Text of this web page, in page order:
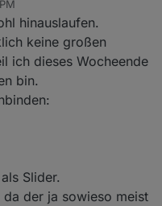
nicht, oder?
streifen
bedienen:
wenn ich Zeit dazu habe.
trotzdem einen
Widgets (dropdown-liste
etc) ?
hinauslaufen.
keine großen
ich dieses Wocheende
bin.
Slider.
der ja sowieso meist